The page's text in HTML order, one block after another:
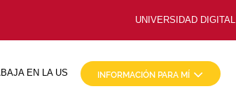
UNIVERSIDAD DIGITAL
EN LA US